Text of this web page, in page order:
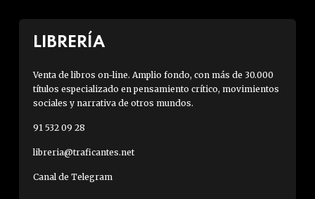
LIBRERÍA
Venta de libros on-line. Amplio fondo, con más de 30.000
títulos especializado en pensamiento crítico, movimientos
sociales y narrativa de otros mundos.
91 532 09 28
libreria@traficantes.net
Canal de Telegram